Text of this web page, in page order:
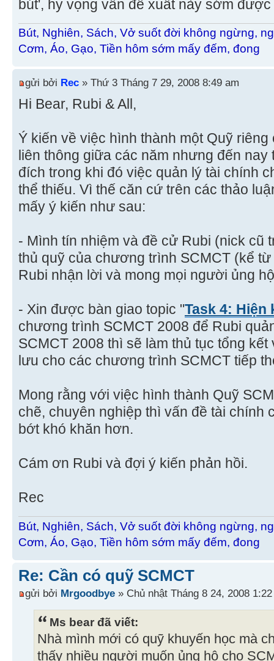
bút', hy vọng vấn đề xuất này sớm
Bút, Nghiên, Sách, Vở suốt đời không ngừng,
Cơm, Áo, Gạo, Tiền hôm sớm mấy đếm, đong
gửi bởi Rec » Thứ 3 Tháng 7 29, 2008 8:49 am
Hi Bear, Rubi & All,
Ý kiến về việc hình thành một Quỹ
liên thông giữa các năm nhưng đến
đích trong khi đó việc quản lý tài chính
thể thiếu. Vì thế căn cứ trên các thảo
mấy ý kiến như sau:
- Mình tín nhiệm và đề cử Rubi (nick cũ
thủ quỹ của chương trình SCMCT (kể
Rubi nhận lời và mong mọi người ủng
- Xin được bàn giao topic "Task 4: Hiện
chương trình SCMCT 2008 để Rubi
SCMCT 2008 thì sẽ làm thủ tục tổng
lưu cho các chương trình SCMCT tiếp
Mong rằng với việc hình thành Quỹ
chẽ, chuyên nghiệp thì vấn đề tài chính
bớt khó khăn hơn.
Cám ơn Rubi và đợi ý kiến phản hồi.
Rec
Bút, Nghiên, Sách, Vở suốt đời không ngừng,
Cơm, Áo, Gạo, Tiền hôm sớm mấy đếm, đong
Re: Cần có quỹ SCMCT
gửi bởi Mrgoodbye » Chủ nhật Tháng 8 24, 2008
Ms bear đã viết:
Nhà mình mới có quỹ khuyến học mà
thấy nhiều người muốn ủng hộ cho